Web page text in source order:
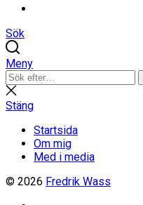
Sök
Meny
Sök
efter:
Stäng
sökning
Stäng
Startsida
Om mig
Med i media
© 2026 Fredrik Wass